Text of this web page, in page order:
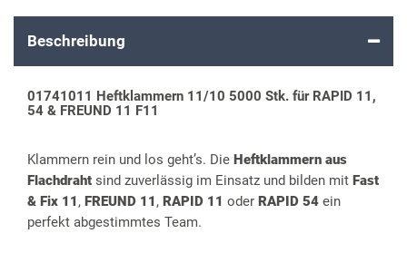
Beschreibung
01741011 Heftklammern 11/10 5000 Stk. für RAPID 11,
54 & FREUND 11 F11
Klammern rein und los geht’s. Die Heftklammern aus
Flachdraht sind zuverlässig im Einsatz und bilden mit Fast
& Fix 11 , FREUND 11 , RAPID 11 oder RAPID 54 ein
perfekt abgestimmtes Team.